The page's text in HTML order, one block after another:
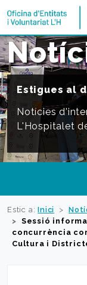
ANAR A INICI
Estigues al
Notícies
L'Hospitalet
Estic a:Inici
Sessió
concurrència
Cultura i